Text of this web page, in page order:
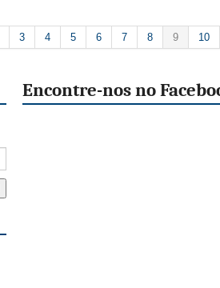
3 4 5 6 7 8 9 10
Encontre-nos no